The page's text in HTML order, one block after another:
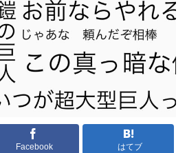
Facebook はてブ